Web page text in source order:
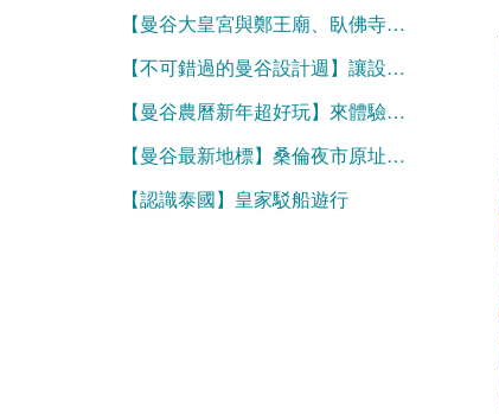
【曼谷大皇宮與鄭王廟、臥佛寺等重要寺廟參觀必看】服裝規定與官方網站購票資訊
【不可錯過的曼谷設計週】讓設計走進生活，泰國創意大爆發
【曼谷農曆新年超好玩】來體驗濃濃的年味！
【曼谷最新地標】桑倫夜市原址化身為好逛的One Bangkok
【認識泰國】皇家駁船遊行